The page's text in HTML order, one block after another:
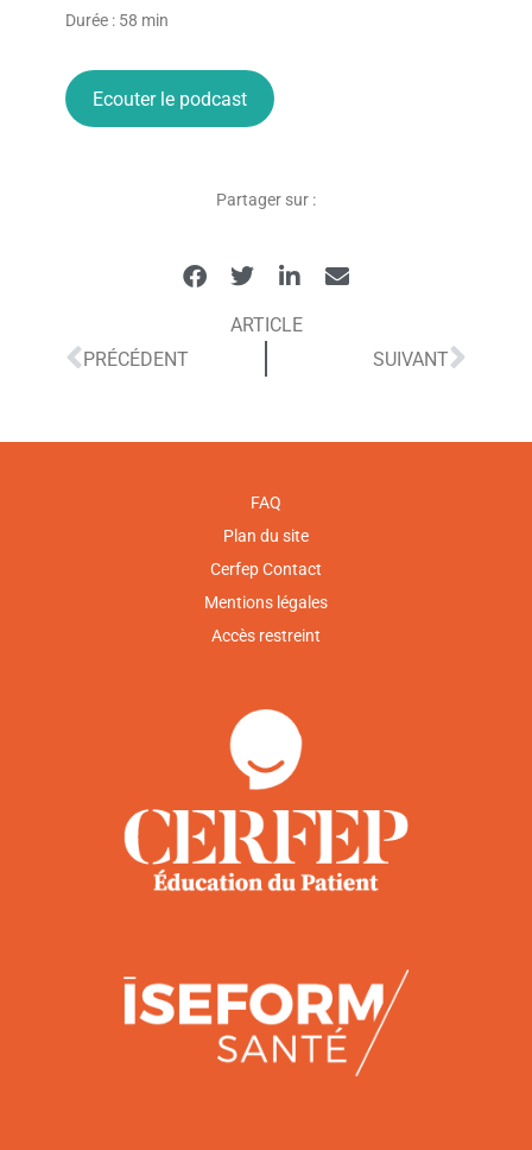
Durée : 58 min
Ecouter le podcast
Partager sur :
ARTICLE
PRÉCÉDENT
SUIVANT
FAQ
Plan du site
Cerfep Contact
Mentions légales
Accès restreint